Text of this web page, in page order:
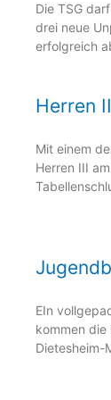
Die TSG
drei neue
erfolgreich
Herren
Mit einem
Herren III
EIn
kommen die
Dietesheim-